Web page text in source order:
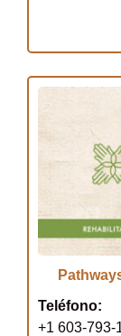
Teléfono:
+1 603-793-